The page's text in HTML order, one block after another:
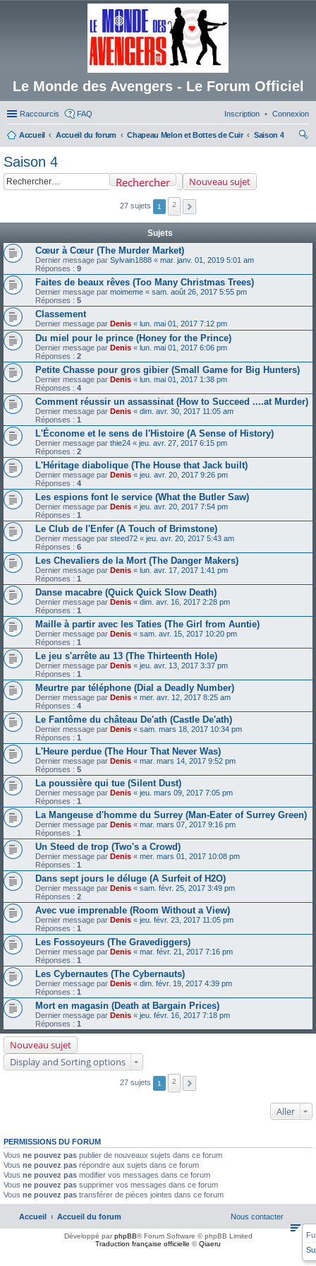
Le Monde des Avengers - Le Forum Officiel
Raccourcis FAQ Connexion
Inscription
Accueil Accueil du forum Chapeau Melon et Bottes de Cuir
Saison 4
Saison 4
Nouveau sujet
Rechercher
27 sujets 1 2
Sujets
Cœur à Cœur (The Murder Market)
Dernier message par Sylvain1888 « mar. janv. 01, 2019 5:01 am
Réponses : 9
Faites de beaux rêves (Too Many Christmas Trees)
Dernier message par moimeme « sam. août 26, 2017 5:55 pm
Réponses : 5
Classement
Dernier message par Denis « lun. mai 01, 2017 7:12 pm
Du miel pour le prince (Honey for the Prince)
Dernier message par Denis « lun. mai 01, 2017 6:06 pm
Réponses : 2
Petite Chasse pour gros gibier (Small Game for Big Hunters)
Dernier message par Denis « lun. mai 01, 2017 1:38 pm
Réponses : 4
Comment réussir un assassinat (How to Succeed ....at Murder)
Dernier message par Denis « dim. avr. 30, 2017 11:05 am
Réponses : 1
L'Économe et le sens de l'Histoire (A Sense of History)
Dernier message par thie24 « jeu. avr. 27, 2017 6:15 pm
Réponses : 2
L'Héritage diabolique (The House that Jack built)
Dernier message par Denis « jeu. avr. 20, 2017 9:26 pm
Réponses : 4
Les espions font le service (What the Butler Saw)
Dernier message par Denis « jeu. avr. 20, 2017 7:54 pm
Réponses : 1
Le Club de l'Enfer (A Touch of Brimstone)
Dernier message par steed72 « jeu. avr. 20, 2017 5:43 am
Réponses : 6
Les Chevaliers de la Mort (The Danger Makers)
Dernier message par Denis « lun. avr. 17, 2017 1:41 pm
Réponses : 1
Danse macabre (Quick Quick Slow Death)
Dernier message par Denis « dim. avr. 16, 2017 2:28 pm
Réponses : 1
Maille à partir avec les Taties (The Girl from Auntie)
Dernier message par Denis « sam. avr. 15, 2017 10:20 pm
Réponses : 1
Le jeu s'arrête au 13 (The Thirteenth Hole)
Dernier message par Denis « jeu. avr. 13, 2017 3:37 pm
Réponses : 1
Meurtre par téléphone (Dial a Deadly Number)
Dernier message par Denis « mer. avr. 12, 2017 8:25 am
Réponses : 4
Le Fantôme du château De'ath (Castle De'ath)
Dernier message par Denis « sam. mars 18, 2017 10:34 pm
Réponses : 1
L'Heure perdue (The Hour That Never Was)
Dernier message par Denis « mar. mars 14, 2017 9:52 pm
Réponses : 5
La poussière qui tue (Silent Dust)
Dernier message par Denis « jeu. mars 09, 2017 7:05 pm
Réponses : 1
La Mangeuse d'homme du Surrey (Man-Eater of Surrey Green)
Dernier message par Denis « mar. mars 07, 2017 9:16 pm
Réponses : 1
Un Steed de trop (Two's a Crowd)
Dernier message par Denis « mer. mars 01, 2017 10:08 pm
Réponses : 1
Dans sept jours le déluge (A Surfeit of H2O)
Dernier message par Denis « sam. févr. 25, 2017 3:49 pm
Réponses : 2
Avec vue imprenable (Room Without a View)
Dernier message par Denis « jeu. févr. 23, 2017 11:05 pm
Réponses : 1
Les Fossoyeurs (The Gravediggers)
Dernier message par Denis « mar. févr. 21, 2017 7:16 pm
Réponses : 1
Les Cybernautes (The Cybernauts)
Dernier message par Denis « dim. févr. 19, 2017 4:39 pm
Réponses : 1
Mort en magasin (Death at Bargain Prices)
Dernier message par Denis « jeu. févr. 16, 2017 7:18 pm
Réponses : 1
Nouveau sujet
Display and Sorting options
27 sujets 1 2
Aller
PERMISSIONS DU FORUM
Vous ne pouvez pas publier de nouveaux sujets dans ce forum
Vous ne pouvez pas répondre aux sujets dans ce forum
Vous ne pouvez pas modifier vos messages dans ce forum
Vous ne pouvez pas supprimer vos messages dans ce forum
Vous ne pouvez pas transférer de pièces jointes dans ce forum
Accueil Accueil du forum Nous contacter
Développé parphpBB® Forum Software © phpBB Limited
Traduction française officielle ©Qiaeru